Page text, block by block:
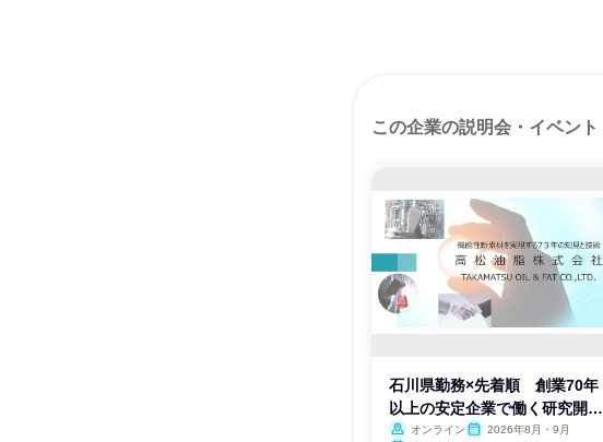
この企業の説明会・イベント
石川県勤務×先着順 創業70年
以上の安定企業で働く研究開発
職
オンライン
2026年8月・9月